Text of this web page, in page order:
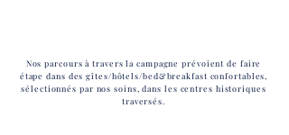
Nos parcours à travers la campagne prévoient de faire
étape dans des gîtes/hôtels/bed&breakfast confortables,
sélectionnés par nos soins, dans les centres historiques
traversés.